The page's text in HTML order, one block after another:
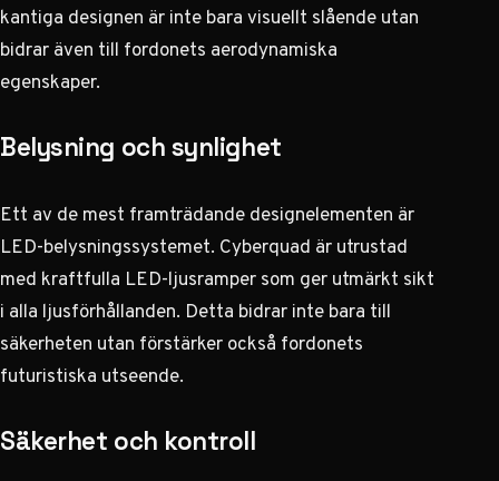
kantiga designen är inte bara visuellt slående utan
bidrar även till fordonets aerodynamiska
egenskaper.
Belysning och synlighet
Ett av de mest framträdande designelementen är
LED-belysningssystemet. Cyberquad är utrustad
med kraftfulla LED-ljusramper som ger utmärkt sikt
i alla ljusförhållanden. Detta bidrar inte bara till
säkerheten utan förstärker också fordonets
futuristiska utseende.
Säkerhet och kontroll